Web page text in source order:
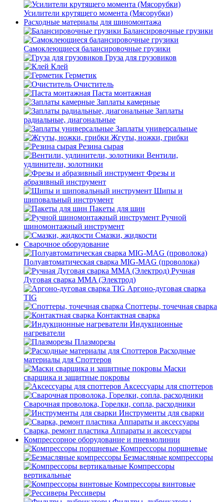
Усилители крутящего момента (Мясорубки)
Расходные материалы для шиномонтажа
Балансировочные грузики
Самоклеющиеся балансировочные грузики
Груза для грузовиков
Клей
Герметик
Очиститель
Паста монтажная
Заплаты камерные
Заплаты
радиальные, диагональные
Заплаты универсальные
Жгуты, ножки, грибки
Резина сырая
Вентили,
удлинители, золотники
Фрезы и
абразивный инструмент
Шипы и
шиповальный инструмент
Пакеты для шин
Ручной
шиномонтажный инструмент
Смазки, жидкости
Сварочное оборудование
Полуавтоматическая сварка MIG-MAG (проволока)
Ручная
Дуговая сварка MMA (Электрод)
Аргоно-дуговая сварка
TIG
Споттеры, точечная сварка
Контактная сварка
Индукционные
нагреватели
Плазморезы
Расходные
материалы для Споттеров
Маски
сварщика и защитные покровы
Аксессуары для споттеров
Сварочная проволока, Горелки, сопла, расходники
Инструменты для сварки
Сварка, ремонт пластика Аппараты и аксессуары
Компрессорное оборудование и пневмолинии
Компрессоры поршневые
Безмасляные компрессоры
Компрессоры
вертикальные
Компрессоры винтовые
Рессиверы